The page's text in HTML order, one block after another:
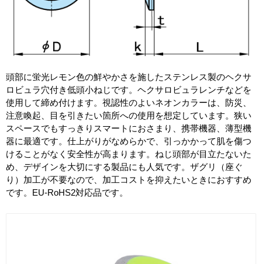
頭部に蛍光レモン色の鮮やかさを施したステンレス製のヘクサ
ロビュラ穴付き低頭小ねじです。ヘクサロビュラレンチなどを
使用して締め付けます。視認性のよいネオンカラーは、防災、
注意喚起、目を引きたい箇所への使用を想定しています。狭い
スペースでもすっきりスマートにおさまり、携帯機器、薄型機
器に最適です。仕上がりがなめらかで、引っかかって肌を傷つ
けることがなく安全性が高まります。ねじ頭部が目立たないた
め、デザインを大切にする製品にも人気です。ザグリ（座ぐ
り）加工が不要なので、加工コストを抑えたいときにおすすめ
です。EU-RoHS2対応品です。